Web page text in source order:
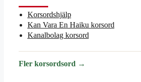
Korsordshjälp
Kan Vara En Haiku korsord
Kanalbolag korsord
Fler korsordsord →